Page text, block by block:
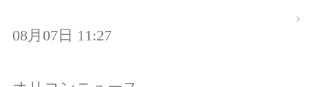
08月07日 11:27